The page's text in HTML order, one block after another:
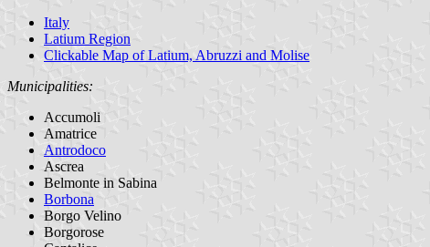
Italy
Latium Region
Clickable Map of Latium, Abruzzi and Molise
Municipalities:
Accumoli
Amatrice
Antrodoco
Ascrea
Belmonte in Sabina
Borbona
Borgo Velino
Borgorose